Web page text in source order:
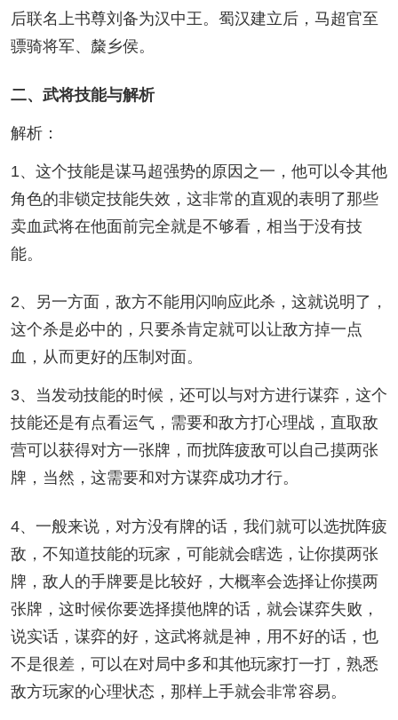
后联名上书尊刘备为汉中王。蜀汉建立后，马超官至
骠骑将军、斄乡侯。
二、武将技能与解析
解析：
1、这个技能是谋马超强势的原因之一，他可以令其他
角色的非锁定技能失效，这非常的直观的表明了那些
卖血武将在他面前完全就是不够看，相当于没有技
能。
2、另一方面，敌方不能用闪响应此杀，这就说明了，
这个杀是必中的，只要杀肯定就可以让敌方掉一点
血，从而更好的压制对面。
3、当发动技能的时候，还可以与对方进行谋弈，这个
技能还是有点看运气，需要和敌方打心理战，直取敌
营可以获得对方一张牌，而扰阵疲敌可以自己摸两张
牌，当然，这需要和对方谋弈成功才行。
4、一般来说，对方没有牌的话，我们就可以选扰阵疲
敌，不知道技能的玩家，可能就会瞎选，让你摸两张
牌，敌人的手牌要是比较好，大概率会选择让你摸两
张牌，这时候你要选择摸他牌的话，就会谋弈失败，
说实话，谋弈的好，这武将就是神，用不好的话，也
不是很差，可以在对局中多和其他玩家打一打，熟悉
敌方玩家的心理状态，那样上手就会非常容易。